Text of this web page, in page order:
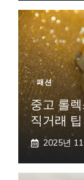
패션
중고 롤
직거래
2025년